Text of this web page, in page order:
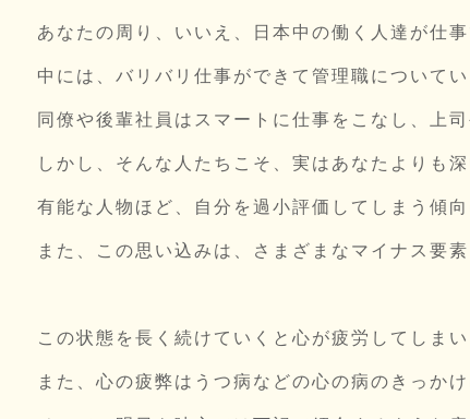
あなたの周り、いいえ、日本中の働く人達が仕
中には、バリバリ仕事ができて管理職について
同僚や後輩社員はスマートに仕事をこなし、上
しかし、そんな人たちこそ、実はあなたよりも
有能な人物ほど、自分を過小評価してしまう傾
また、この思い込みは、さまざまなマイナス要
この状態を長く続けていくと心が疲労してしま
また、心の疲弊はうつ病などの心の病のきっか